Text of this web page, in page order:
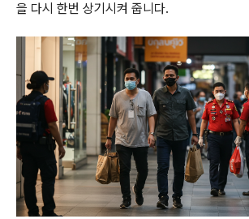
을 다시 한번 상기시켜 줍니다.